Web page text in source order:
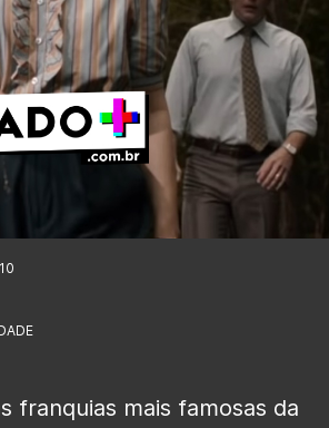
franquias mais famosas da